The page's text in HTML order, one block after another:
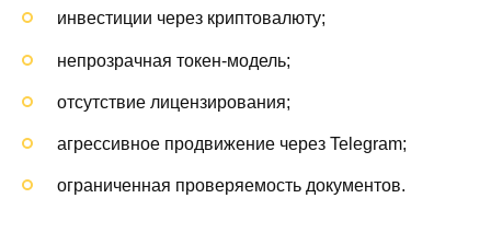
инвестиции через криптовалюту;
непрозрачная токен-модель;
отсутствие лицензирования;
агрессивное продвижение через Telegram;
ограниченная проверяемость документов.